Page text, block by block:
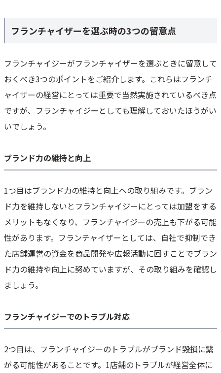
フランチャイザーを選ぶ時の3つの留意点
フランチャイジーがフランチャイザーを選ぶときに留意して
おくべき3つのポイントをご紹介します。これらはフランチ
ャイザーの経営にとっては重要で当然実施されているべき点
ですが、フランチャイジーとしても理解しておいたほうがい
いでしょう。
ブランド力の維持と向上
1つ目はブランド力の維持と向上への取り組みです。ブラン
ド力を維持しないとフランチャイジーにとっては加盟をする
メリットもなくなり、フランチャイジーの売上も下がる可能
性があります。フランチャイザーとしては、自社で抑制でき
た店舗運営の資金を商品開発や広報活動に回すことでブラン
ド力の維持や向上に努めていますが、その取り組みを確認し
ましょう。
フランチャイジーでのトラブル対応
2つ目は、フランチャイジーのトラブルがブランド毀損に繋
がる可能性があることです。1店舗のトラブルが経営全体に